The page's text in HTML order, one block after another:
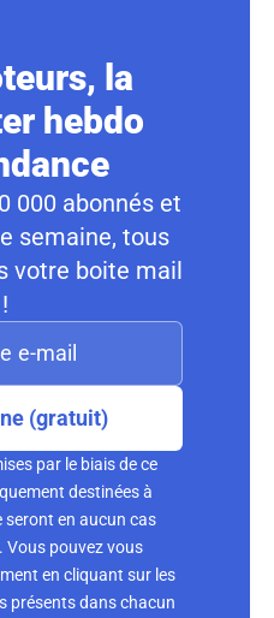
la
hebdo
000 abonnés et
semaine, tous
votre boite mail
!
(gratuit)
par le biais de ce
destinées à
seront en aucun cas
Vous pouvez vous
en cliquant sur les
présents dans chacun